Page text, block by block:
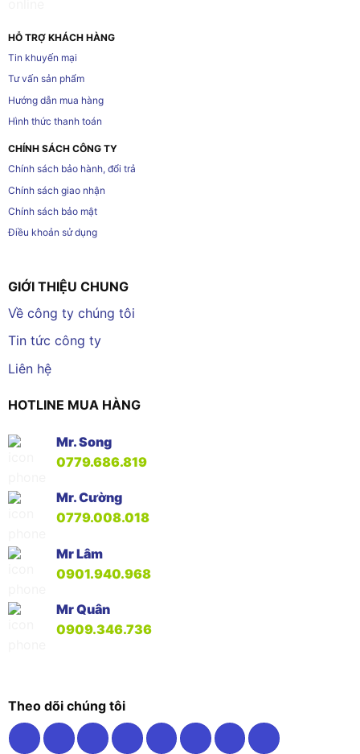
HỖ TRỢ KHÁCH HÀNG
Tin khuyến mại
Tư vấn sản phẩm
Hướng dẫn mua hàng
Hình thức thanh toán
CHÍNH SÁCH CÔNG TY
Chính sách bảo hành, đổi trả
Chính sách giao nhận
Chính sách bảo mật
Điều khoản sử dụng
GIỚI THIỆU CHUNG
Về công ty chúng tôi
Tin tức công ty
Liên hệ
HOTLINE MUA HÀNG
Mr. Song
0779.686.819
Mr. Cường
0779.008.018
Mr Lâm
0901.940.968
Mr Quân
0909.346.736
Theo dõi chúng tôi